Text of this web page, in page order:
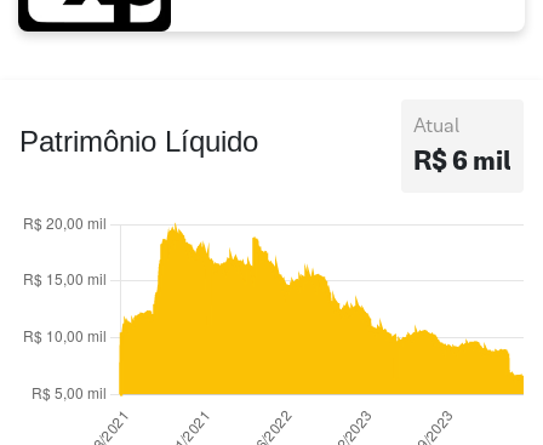
Patrimônio Líquido Atual
R$ 6 mil